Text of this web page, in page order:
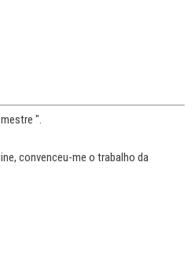
".
convenceu-me o trabalho da